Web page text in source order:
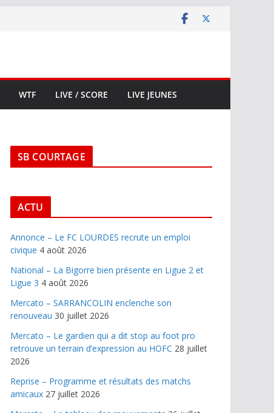
WTF LIVE / SCORE LIVE JEUNES
SB COURTAGE
ACTU
Annonce – Le FC LOURDES recrute un emploi
civique 4 août 2026
National – La Bigorre bien présente en Ligue 2 et
Ligue 3 4 août 2026
Mercato – SARRANCOLIN enclenche son
renouveau 30 juillet 2026
Mercato – Le gardien qui a dit stop au foot pro
retrouve un terrain d’expression au HOFC 28 juillet
2026
Reprise – Programme et résultats des matchs
amicaux 27 juillet 2026